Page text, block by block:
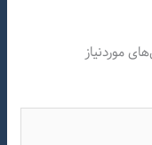
موردنیاز